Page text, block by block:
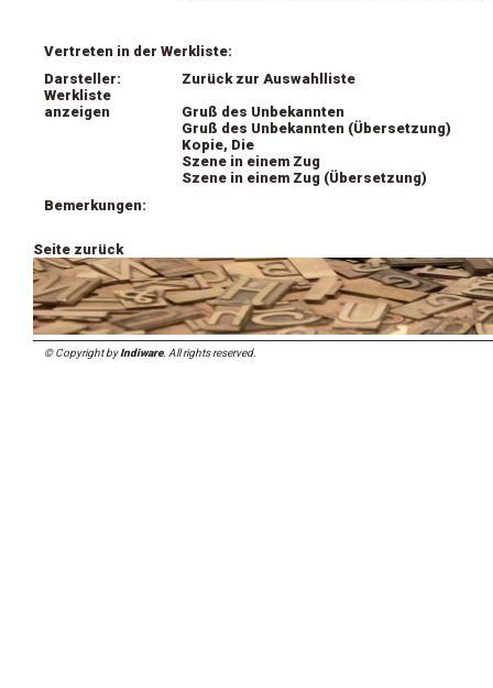
Vertreten in der Werkliste:
Darsteller:
Werkliste
anzeigen
Zurück zur Auswahlliste
Gruß des Unbekannten
Gruß des Unbekannten (Übersetzung)
Kopie, Die
Szene in einem Zug
Szene in einem Zug (Übersetzung)
Bemerkungen:
Seite zurück
© Copyright byIndiware. All rights reserved.